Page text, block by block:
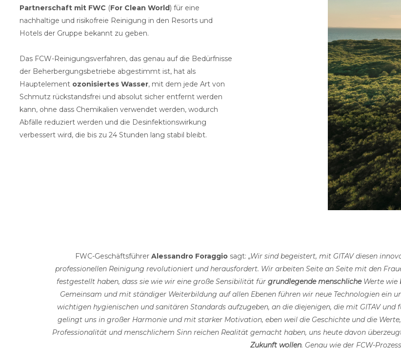
Partnerschaft mit FWC (For Clean World) für eine
nachhaltige und risikofreie Reinigung in den Resorts und
Hotels der Gruppe bekannt zu geben.
Das FCW-Reinigungsverfahren, das genau auf die Bedürfnisse
der Beherbergungsbetriebe abgestimmt ist, hat als
Hauptelement ozonisiertes Wasser, mit dem jede Art von
Schmutz rückstandsfrei und absolut sicher entfernt werden
kann, ohne dass Chemikalien verwendet werden, wodurch
Abfälle reduziert werden und die Desinfektionswirkung
verbessert wird, die bis zu 24 Stunden lang stabil bleibt.
FWC-Geschäftsführer Alessandro Foraggio sagt: „Wir sind begeistert, mit GITAV diesen
professionellen Reinigung revolutioniert und herausfordert. Wir arbeiten Seite an Seite mit den
festgestellt haben, dass sie wie wir eine große Sensibilität für grundlegende menschlicheWerte wie
Gemeinsam und mit ständiger Weiterbildung auf allen Ebenen führen wir neue Technologien ein
wichtigen hygienischen und sanitären Standards aufzugeben, an die diejenigen, die mit GITAV
gelingt uns in großer Harmonie und mit starker Motivation, eben weil die Geschichte und die
Professionalität und menschlichem Sinn reichen Realität gemacht haben, uns heute davon
Zukunft wollen. Genau wie der FCW-